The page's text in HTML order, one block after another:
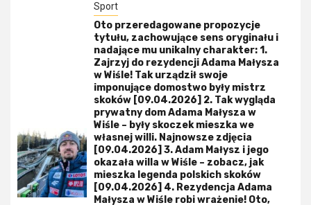
Sport
Oto przeredagowane propozycje
tytułu, zachowujące sens oryginału i
nadające mu unikalny charakter: 1.
Zajrzyj do rezydencji Adama Małysza
w Wiśle! Tak urządził swoje
imponujące domostwo były mistrz
skoków [09.04.2026] 2. Tak wygląda
prywatny dom Adama Małysza w
Wiśle – były skoczek mieszka we
własnej willi. Najnowsze zdjęcia
[09.04.2026] 3. Adam Małysz i jego
okazała willa w Wiśle – zobacz, jak
mieszka legenda polskich skoków
[09.04.2026] 4. Rezydencja Adama
Małysza w Wiśle robi wrażenie! Oto,